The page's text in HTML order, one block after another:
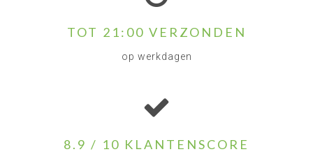
TOT 21:00 VERZONDEN
op werkdagen
8.9 / 10 KLANTENSCORE